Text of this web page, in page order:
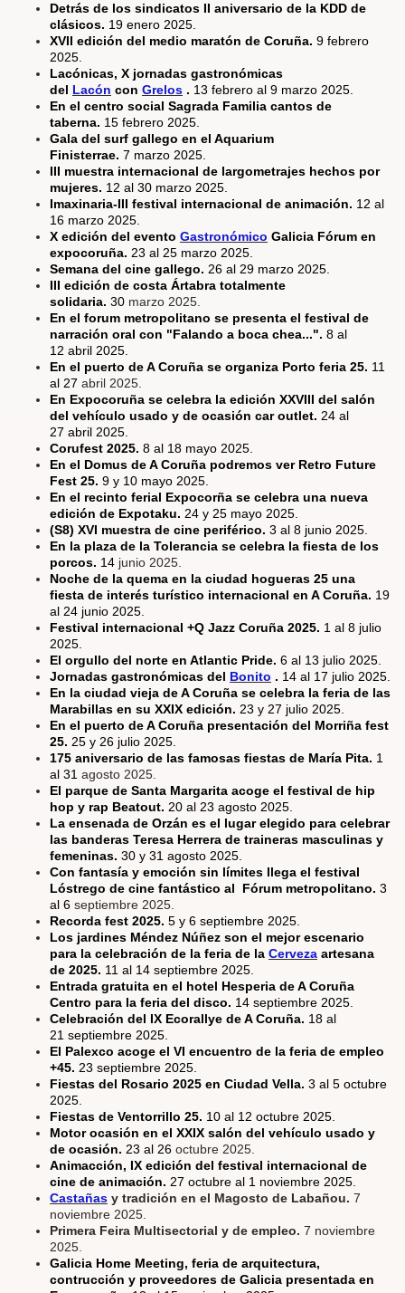
Detrás de los sindicatos II aniversario de la KDD de
clásicos. 19 enero 2025.
XVII edición del medio maratón de Coruña. 9 febrero
2025.
Lacónicas, X jornadas gastronómicas
del Lacón con Grelos . 13 febrero al 9 marzo 2025.
En el centro social Sagrada Familia cantos de
taberna. 15 febrero 2025.
Gala del surf gallego en el Aquarium
Finisterrae. 7 marzo 2025.
III muestra internacional de largometrajes hechos por
mujeres. 12 al 30 marzo 2025.
Imaxinaria-III festival internacional de animación. 12 al
16 marzo 2025.
X edición del evento Gastronómico Galicia Fórum en
expocoruña. 23 al 25 marzo 2025.
Semana del cine gallego. 26 al 29 marzo 2025.
III edición de costa Ártabra totalmente
solidaria. 30 marzo 2025.
En el forum metropolitano se presenta el festival de
narración oral con "Falando a boca chea...". 8 al
12 abril 2025.
En el puerto de A Coruña se organiza Porto feria 25. 11
al 27 abril 2025.
En Expocoruña se celebra la edición XXVIII del salón
del vehículo usado y de ocasión car outlet. 24 al
27 abril 2025.
Corufest 2025. 8 al 18 mayo 2025.
En el Domus de A Coruña podremos ver Retro Future
Fest 25. 9 y 10 mayo 2025.
En el recinto ferial Expocorña se celebra una nueva
edición de Expotaku. 24 y 25 mayo 2025.
(S8) XVI muestra de cine periférico. 3 al 8 junio 2025.
En la plaza de la Tolerancia se celebra la fiesta de los
porcos. 14 junio 2025.
Noche de la quema en la ciudad hogueras 25 una
fiesta de interés turístico internacional en A Coruña. 19
al 24 junio 2025.
Festival internacional +Q Jazz Coruña 2025. 1 al 8 julio
2025.
El orgullo del norte en Atlantic Pride. 6 al 13 julio 2025.
Jornadas gastronómicas del Bonito . 14 al 17 julio 2025.
En la ciudad vieja de A Coruña se celebra la feria de las
Marabillas en su XXIX edición. 23 y 27 julio 2025.
En el puerto de A Coruña presentación del Morriña fest
25. 25 y 26 julio 2025.
175 aniversario de las famosas fiestas de María Pita. 1
al 31 agosto 2025.
El parque de Santa Margarita acoge el festival de hip
hop y rap Beatout. 20 al 23 agosto 2025.
La ensenada de Orzán es el lugar elegido para celebrar
las banderas Teresa Herrera de traineras masculinas y
femeninas. 30 y 31 agosto 2025.
Con fantasía y emoción sin límites llega el festival
Lóstrego de cine fantástico al Fórum metropolitano. 3
al 6 septiembre 2025.
Recorda fest 2025. 5 y 6 septiembre 2025.
Los jardines Méndez Núñez son el mejor escenario
para la celebración de la feria de la Cerveza artesana
de 2025. 11 al 14 septiembre 2025.
Entrada gratuita en el hotel Hesperia de A Coruña
Centro para la feria del disco. 14 septiembre 2025.
Celebración del IX Ecorallye de A Coruña. 18 al
21 septiembre 2025.
El Palexco acoge el VI encuentro de la feria de empleo
+45. 23 septiembre 2025.
Fiestas del Rosario 2025 en Ciudad Vella. 3 al 5 octubre
2025.
Fiestas de Ventorrillo 25. 10 al 12 octubre 2025.
Motor ocasión en el XXIX salón del vehículo usado y
de ocasión. 23 al 26 octubre 2025.
Animacción, IX edición del festival internacional de
cine de animación. 27 octubre al 1 noviembre 2025.
Castañas y tradición en el Magosto de Labañou. 7
noviembre 2025.
Primera Feira Multisectorial y de empleo. 7 noviembre
2025.
Galicia Home Meeting, feria de arquitectura,
contrucción y proveedores de Galicia presentada en